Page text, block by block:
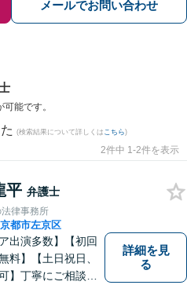
メールでお問い合わせ
能です。
(検索結果について詳しくは こちら)
2件中 1-2件を表示
平 弁護士
律事務所
京都市左京区
出演多数】【初回
料】【土日祝日、
】丁寧にご相談を
詳細を見
る